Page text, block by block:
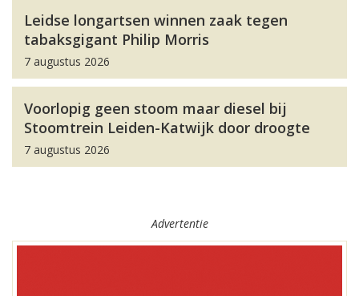
Leidse longartsen winnen zaak tegen
tabaksgigant Philip Morris
7 augustus 2026
Voorlopig geen stoom maar diesel bij
Stoomtrein Leiden-Katwijk door droogte
7 augustus 2026
Advertentie